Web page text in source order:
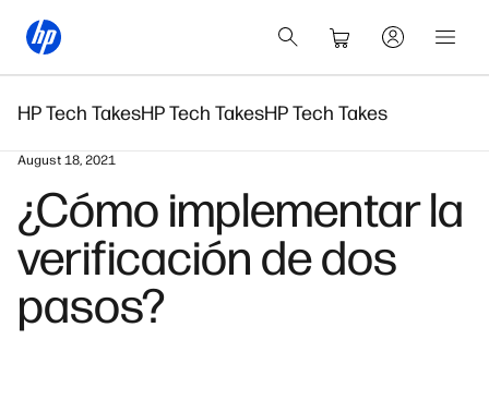
HP Tech TakesHP Tech TakesHP Tech Takes
August 18, 2021
¿Cómo implementar la
verificación de dos
pasos?